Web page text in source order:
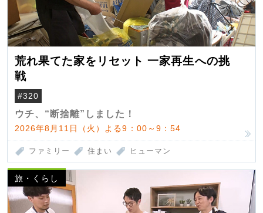
荒れ果てた家をリセット 一家再生への挑
戦
#320
ウチ、“断捨離”しました！
2026年8月11日（火）よる9：00～9：54
ファミリー 住まい ヒューマン
旅・くらし